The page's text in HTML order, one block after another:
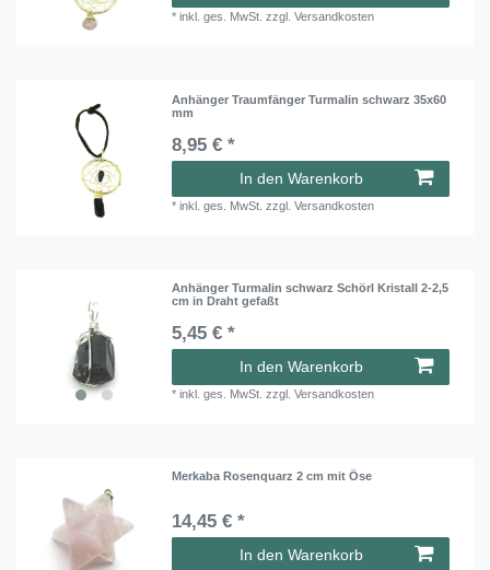
*inkl. ges. MwSt. zzgl.Versandkosten
Anhänger Traumfänger Turmalin schwarz 35x60
mm
8,95 € *
In den Warenkorb
*inkl. ges. MwSt. zzgl.Versandkosten
Anhänger Turmalin schwarz Schörl Kristall 2-2,5
cm in Draht gefaßt
5,45 € *
In den Warenkorb
*inkl. ges. MwSt. zzgl.Versandkosten
Merkaba Rosenquarz 2 cm mit Öse
14,45 € *
In den Warenkorb